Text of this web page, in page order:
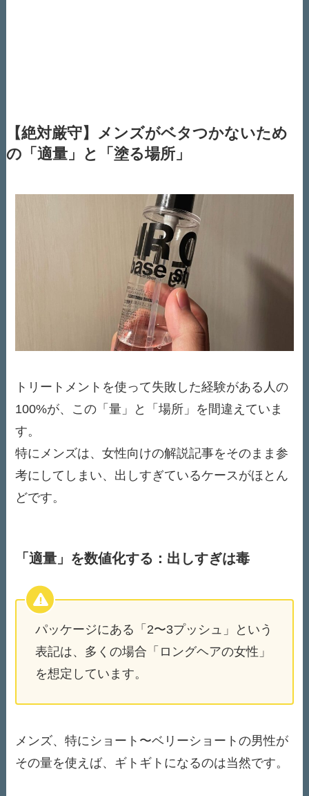
【絶対厳守】メンズがベタつかないため
の「適量」と「塗る場所」
トリートメントを使って失敗した経験がある人の
100%が、この「量」と「場所」を間違えていま
す。
特にメンズは、女性向けの解説記事をそのまま参
考にしてしまい、出しすぎているケースがほとん
どです。
「適量」を数値化する：出しすぎは毒
パッケージにある「2〜3プッシュ」という
表記は、多くの場合「ロングヘアの女性」
を想定しています。
メンズ、特にショート〜ベリーショートの男性が
その量を使えば、ギトギトになるのは当然です。